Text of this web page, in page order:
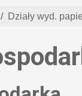
Działy wyd.